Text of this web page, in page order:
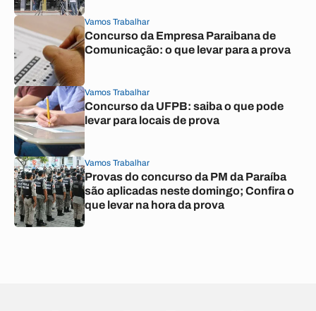
Vamos Trabalhar
Concurso da Empresa Paraibana de
Comunicação: o que levar para a prova
Vamos Trabalhar
Concurso da UFPB: saiba o que pode
levar para locais de prova
Vamos Trabalhar
Provas do concurso da PM da Paraíba
são aplicadas neste domingo; Confira o
que levar na hora da prova